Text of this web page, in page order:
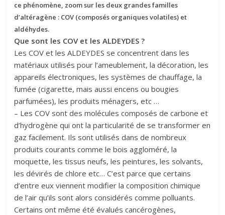
ce phénomène, zoom sur les deux grandes familles
d’altéragène : COV (composés organiques volatiles) et
aldéhydes.
Que sont les COV et les ALDEYDES ?
Les COV et les ALDEYDES se concentrent dans les
matériaux utilisés pour l’ameublement, la décoration, les
appareils électroniques, les systèmes de chauffage, la
fumée (cigarette, mais aussi encens ou bougies
parfumées), les produits ménagers, etc …
– Les COV sont des molécules composés de carbone et
d’hydrogène qui ont la particularité de se transformer en
gaz facilement. Ils sont utilisés dans de nombreux
produits courants comme le bois aggloméré, la
moquette, les tissus neufs, les peintures, les solvants,
les dévirés de chlore etc… C’est parce que certains
d’entre eux viennent modifier la composition chimique
de l’air qu’ils sont alors considérés comme polluants.
Certains ont même été évalués cancérogènes,